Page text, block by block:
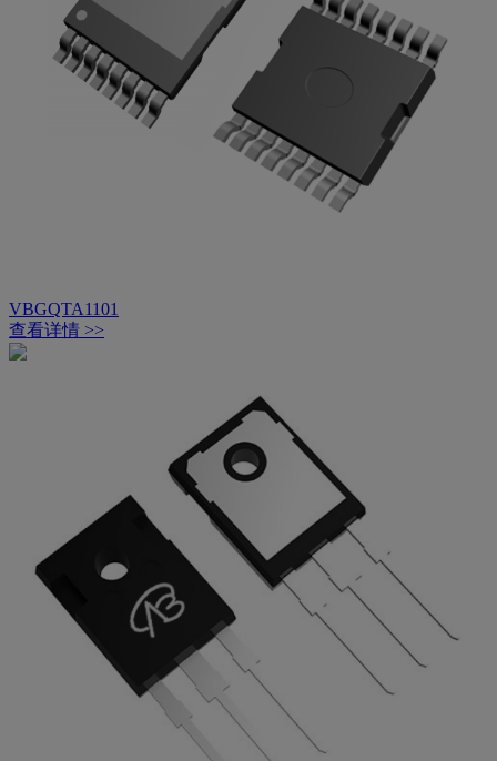
VBGQTA1101
查看详情 >>